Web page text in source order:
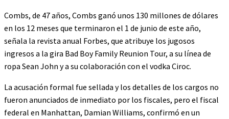
Combs, de 47 años, Combs ganó unos 130 millones de dólares
en los 12 meses que terminaron el 1 de junio de este año,
señala la revista anual Forbes, que atribuye los jugosos
ingresos a la gira Bad Boy Family Reunion Tour, a su línea de
ropa Sean John y a su colaboración con el vodka Ciroc.
La acusación formal fue sellada y los detalles de los cargos no
fueron anunciados de inmediato por los fiscales, pero el fiscal
federal en Manhattan, Damian Williams, confirmó en un